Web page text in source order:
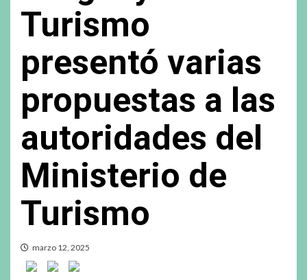
Turismo
presentó varias
propuestas a las
autoridades del
Ministerio de
Turismo
marzo 12, 2025